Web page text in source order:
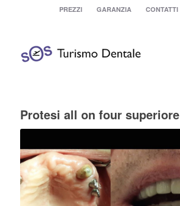
PREZZI GARANZIA CONTATTI
Protesi all on four superiore